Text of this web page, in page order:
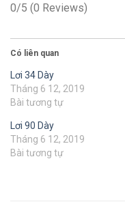
0/5 (0 Reviews)
Có liên quan
Lơi 34 Dày
Tháng 6 12, 2019
Bài tương tự
Lơi 90 Dày
Tháng 6 12, 2019
Bài tương tự